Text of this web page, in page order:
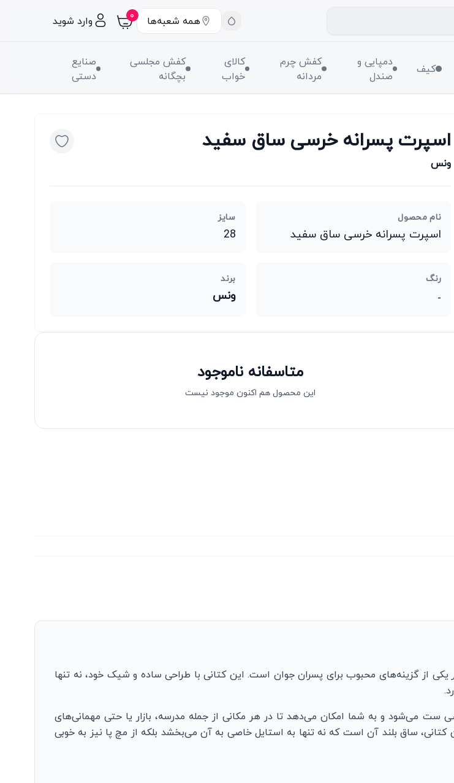
همه شعبه‌ها ۰ وارد شوید
کیف
دمپایی و
صندل
کفش چرم
مردانه
کالای
خواب
کفش مجلسی
بچگانه
صنایع
دستی
اسپرت پسرانه خرسی ساق سفید
ونس
نام محصول
اسپرت پسرانه خرسی ساق سفید
سایز
28
رنگ
-
برند
ونس
متاسفانه ناموجود
این محصول هم اکنون موجود نیست
یکی از گزینه‌های محبوب برای پسران جوان است. این کتانی با طراحی ساده و شیک خود، نه تنها
ست می‌شود و به شما امکان می‌دهد تا در هر مکانی از جمله مدرسه، بازار یا حتی مهمانی‌های
ساق بلند آن است که نه تنها به استایل خاصی به آن می‌بخشد بلکه از مچ پا نیز به خوبی